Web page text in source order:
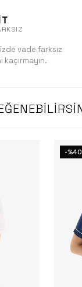
vade farksız
kaçırmayın.
-%40